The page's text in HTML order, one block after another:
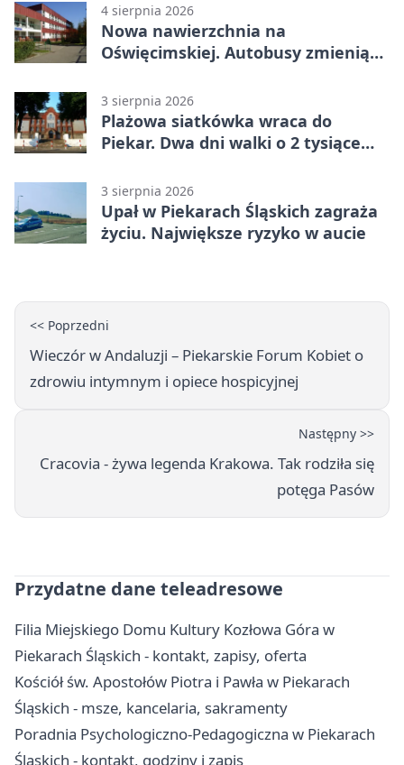
4 sierpnia 2026
Nowa nawierzchnia na
Oświęcimskiej. Autobusy zmienią
3 sierpnia 2026
Plażowa siatkówka wraca do
Piekar. Dwa dni walki o 2 tysiące
3 sierpnia 2026
Upał w Piekarach Śląskich zagraża
życiu. Największe ryzyko w aucie
<< Poprzedni
Wieczór w Andaluzji – Piekarskie Forum Kobiet o
zdrowiu intymnym i opiece hospicyjnej
Następny >>
Cracovia - żywa legenda Krakowa. Tak rodziła się
potęga Pasów
Przydatne dane teleadresowe
Filia Miejskiego Domu Kultury Kozłowa Góra w
Piekarach Śląskich - kontakt, zapisy, oferta
Kościół św. Apostołów Piotra i Pawła w Piekarach
Śląskich - msze, kancelaria, sakramenty
Poradnia Psychologiczno-Pedagogiczna w Piekarach
Śląskich - kontakt, godziny i zapis